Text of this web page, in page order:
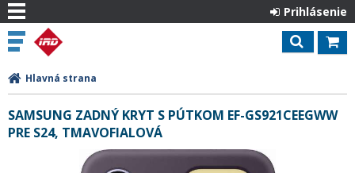
Prihlásenie
Hlavná strana
SAMSUNG ZADNÝ KRYT S PÚTKOM EF-GS921CEEGWW
PRE S24, TMAVOFIALOVÁ